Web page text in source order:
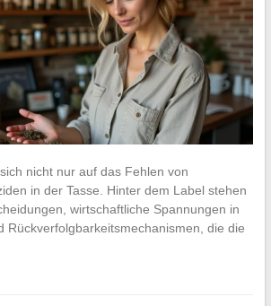
nicht nur auf das Fehlen von
in der Tasse. Hinter dem Label stehen
wirtschaftliche Spannungen in
Rückverfolgbarkeitsmechanismen, die die